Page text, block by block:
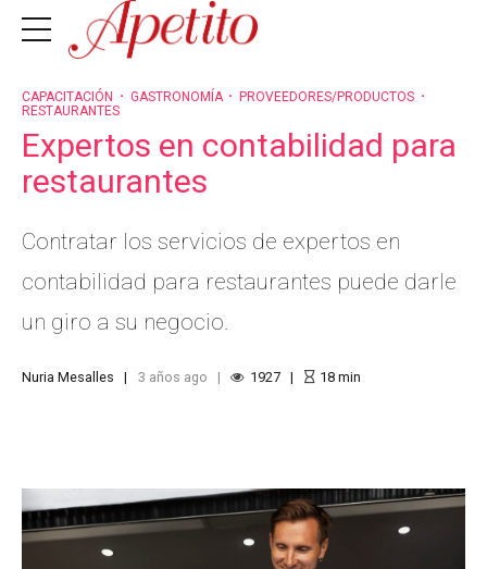
CAPACITACIÓN GASTRONOMÍA
PROVEEDORES/PRODUCTOS
RESTAURANTES
Expertos en contabilidad para
restaurantes
Contratar los servicios de expertos en
contabilidad para restaurantes puede darle
un giro a su negocio.
Nuria Mesalles 3 años ago 1927 18min